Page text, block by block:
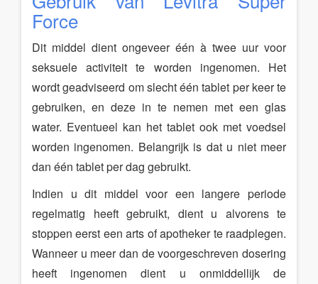
Force
Dit middel dient ongeveer één à twee uur voor
seksuele activiteit te worden ingenomen. Het
wordt geadviseerd om slecht één tablet per keer te
gebruiken, en deze in te nemen met een glas
water. Eventueel kan het tablet ook met voedsel
worden ingenomen. Belangrijk is dat u niet meer
dan één tablet per dag gebruikt.
Indien u dit middel voor een langere periode
regelmatig heeft gebruikt, dient u alvorens te
stoppen eerst een arts of apotheker te raadplegen.
Wanneer u meer dan de voorgeschreven dosering
heeft ingenomen dient u onmiddellijk de